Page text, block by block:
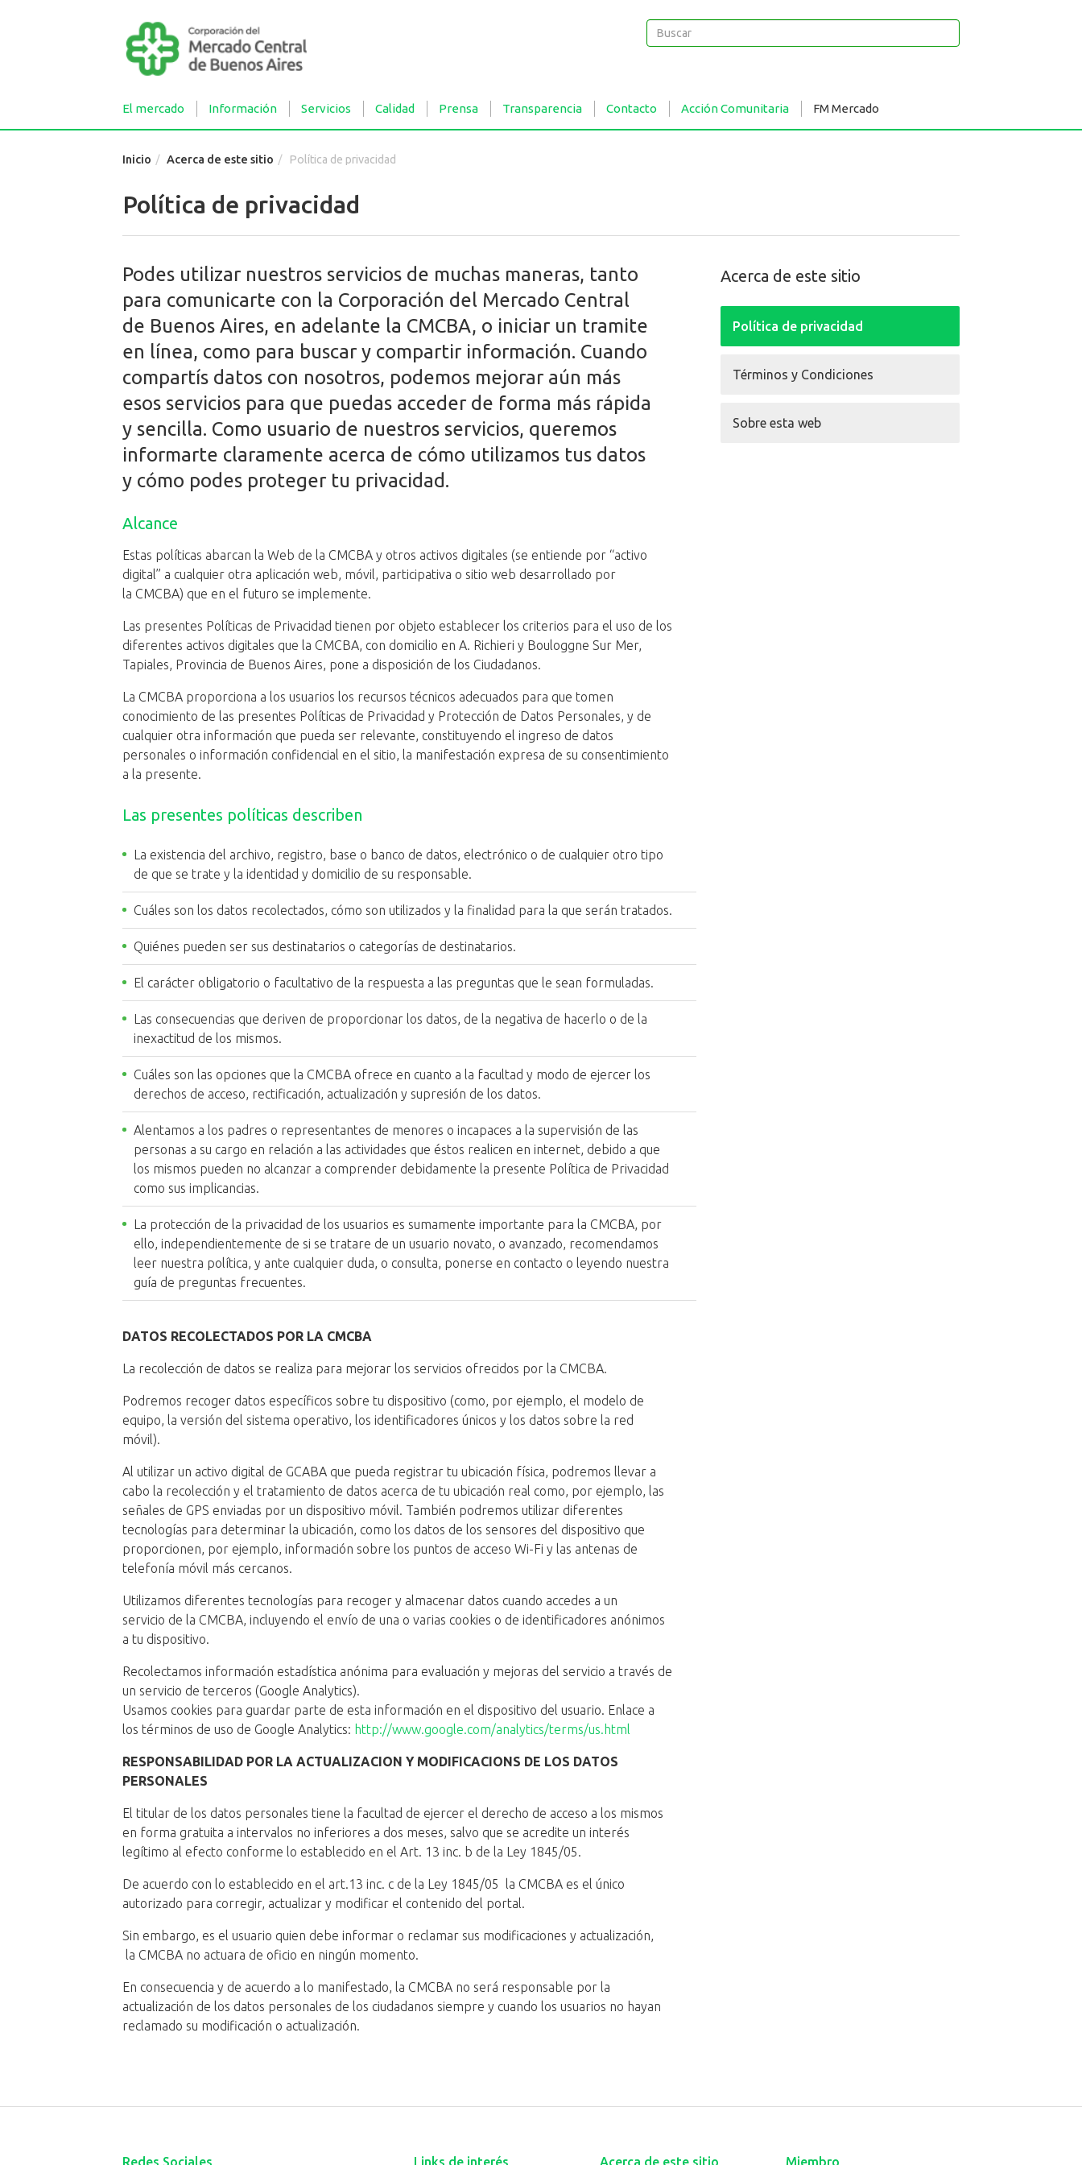
Buscar
Buscar
El mercado Información Servicios Calidad Prensa Transparencia Contacto Acción Comunitaria FM Mercado
Inicio Acerca de este sitio Política de privacidad
Política de privacidad
Podes utilizar nuestros servicios de muchas maneras, tanto
para comunicarte con la Corporación del Mercado Central
de Buenos Aires, en adelante la CMCBA, o iniciar un tramite
en línea, como para buscar y compartir información. Cuando
compartís datos con nosotros, podemos mejorar aún más
esos servicios para que puedas acceder de forma más rápida
y sencilla. Como usuario de nuestros servicios, queremos
informarte claramente acerca de cómo utilizamos tus datos
y cómo podes proteger tu privacidad.
Alcance
Estas políticas abarcan la Web de la CMCBA y otros activos digitales (se entiende por “activo
digital” a cualquier otra aplicación web, móvil, participativa o sitio web desarrollado por
la CMCBA) que en el futuro se implemente.
Las presentes Políticas de Privacidad tienen por objeto establecer los criterios para el uso de los
diferentes activos digitales que la CMCBA, con domicilio en A. Richieri y Bouloggne Sur Mer,
Tapiales, Provincia de Buenos Aires, pone a disposición de los Ciudadanos.
La CMCBA proporciona a los usuarios los recursos técnicos adecuados para que tomen
conocimiento de las presentes Políticas de Privacidad y Protección de Datos Personales, y de
cualquier otra información que pueda ser relevante, constituyendo el ingreso de datos
personales o información confidencial en el sitio, la manifestación expresa de su consentimiento
a la presente.
Las presentes políticas describen
La existencia del archivo, registro, base o banco de datos, electrónico o de cualquier otro tipo
de que se trate y la identidad y domicilio de su responsable.
Cuáles son los datos recolectados, cómo son utilizados y la finalidad para la que serán tratados.
Quiénes pueden ser sus destinatarios o categorías de destinatarios.
El carácter obligatorio o facultativo de la respuesta a las preguntas que le sean formuladas.
Las consecuencias que deriven de proporcionar los datos, de la negativa de hacerlo o de la
inexactitud de los mismos.
Cuáles son las opciones que la CMCBA ofrece en cuanto a la facultad y modo de ejercer los
derechos de acceso, rectificación, actualización y supresión de los datos.
Alentamos a los padres o representantes de menores o incapaces a la supervisión de las
personas a su cargo en relación a las actividades que éstos realicen en internet, debido a que
los mismos pueden no alcanzar a comprender debidamente la presente Política de Privacidad
como sus implicancias.
La protección de la privacidad de los usuarios es sumamente importante para la CMCBA, por
ello, independientemente de si se tratare de un usuario novato, o avanzado, recomendamos
leer nuestra política, y ante cualquier duda, o consulta, ponerse en contacto o leyendo nuestra
guía de preguntas frecuentes.
DATOS RECOLECTADOS POR LA CMCBA
La recolección de datos se realiza para mejorar los servicios ofrecidos por la CMCBA.
Podremos recoger datos específicos sobre tu dispositivo (como, por ejemplo, el modelo de
equipo, la versión del sistema operativo, los identificadores únicos y los datos sobre la red
móvil).​
Al utilizar un activo digital de GCABA que pueda registrar tu ubicación física, podremos llevar a
cabo la recolección y el tratamiento de datos acerca de tu ubicación real como, por ejemplo, las
señales de GPS enviadas por un dispositivo móvil. También podremos utilizar diferentes
tecnologías para determinar la ubicación, como los datos de los sensores del dispositivo que
proporcionen, por ejemplo, información sobre los puntos de acceso Wi-Fi y las antenas de
telefonía móvil más cercanos.
Utilizamos diferentes tecnologías para recoger y almacenar datos cuando accedes a un
servicio de la CMCBA, incluyendo el envío de una o varias cookies o de identificadores anónimos
a tu dispositivo.
Recolectamos información estadística anónima para evaluación y mejoras del servicio a través de
un servicio de terceros (Google Analytics).
Usamos cookies para guardar parte de esta información en el dispositivo del usuario. Enlace a
los términos de uso de Google Analytics: http://www.google.com/analytics/terms/us.html
RESPONSABILIDAD POR LA ACTUALIZACION Y MODIFICACIONS DE LOS DATOS
PERSONALES
El titular de los datos personales tiene la facultad de ejercer el derecho de acceso a los mismos
en forma gratuita a intervalos no inferiores a dos meses, salvo que se acredite un interés
legítimo al efecto conforme lo establecido en el Art. 13 inc. b de la Ley 1845/05.
De acuerdo con lo establecido en el art.13 inc. c de la Ley 1845/05 la CMCBA es el único
autorizado para corregir, actualizar y modificar el contenido del portal.
Sin embargo, es el usuario quien debe informar o reclamar sus modificaciones y actualización,
la CMCBA no actuara de oficio en ningún momento.
En consecuencia y de acuerdo a lo manifestado, la CMCBA no será responsable por la
actualización de los datos personales de los ciudadanos siempre y cuando los usuarios no hayan
reclamado su modificación o actualización.
Acerca de este sitio
Política de privacidad
Términos y Condiciones
Sobre esta web
Redes Sociales Links de interés Acerca de este sitio Miembro